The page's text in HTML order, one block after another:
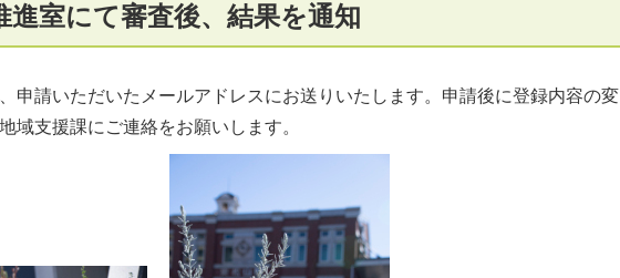
進室にて審査後、結果を通知
申請いただいたメールアドレスにお送りいたします。申請後に登録内容の変
域支援課にご連絡をお願いします。